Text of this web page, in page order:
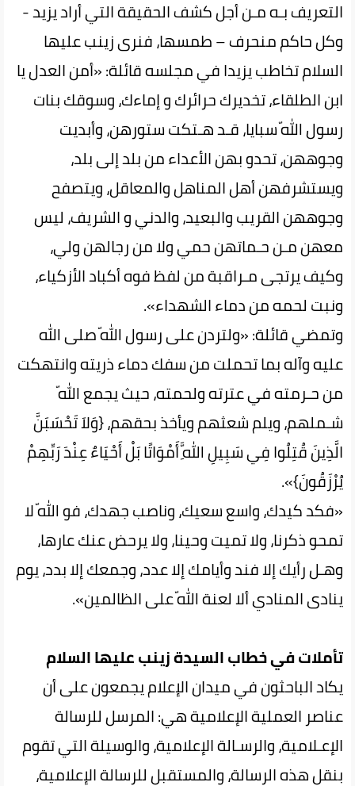
التعريف بـه مـن أجل كشف الحقيقة التي أراد‌ يزيد ‌-
وكل حاكم منحرف – طمسها‌، فنرى‌ زينب عليها
السلام تخاطب يزيدا في مجلسه قائلة: «أمن العدل يا
ابن الطلقاء، تخديرك حرائرك و إماءك، وسوقك بنات
رسول اللّه سبايا، قـد هـتكت ستورهن، وأبديت
وجوههن، تحدو بهن الأعداء من بلد إلى‌ بلد‌،
ويستشرفهن أهل المناهل والمعاقل، ويتصفح
وجوههن القريب والبعيد، والدني و الشريف، ليس
معهن مـن حـماتهن حمي ولا من رجالهن ولي،
وكيف يرتجى مـراقبة من لفظ فوه أكباد الأزكياء،
ونبت لحمه من‌ دماء‌ الشهداء».
وتمضي‌ قائلة: «ولتردن على رسول اللّه صلى الله
عليه وآله بما تحملت من سفك دماء ذريته وانتهكت
من حـرمته في عترته ولحمته‌، حيث يجمع اللّه
شـملهم، ويلم شعثهم ويأخذ بحقهم، {وَلاَ تَحْسَبَنَّ
الَّذِينَ قُتِلُوا فِي سَبِيلِ اللَّهِ أَمْوَاتًا بَلْ أَحْيَاءٌ عِنْدَ رَبِّهِمْ
يُرْزَقُونَ}».
«فكد كيدك، واسع سعيك، وناصب جهدك، فو اللّه لا
‌‌تمحو‌ ذكرنا، ولا تميت وحينا، ولا يرحض عنك عارها،
وهـل رأيك إلا فند وأيامك‌ إلا‌ عدد‌، وجمعك إلا بدد، يوم
ينادى المنادي ألا لعنة اللّه على الظالمين».
تأملات في خطاب السيدة‌ زينب عليها السلام
يكاد الباحثون في ميدان الإعلام يجمعون على أن
عناصر العملية الإعلامية هي‌: المرسل للرسالة
الإعـلامية، والرسـالة‌ الإعلامية‌، والوسيلة التي تقوم
بنقل هذه الرسالة، والمستقبل للرسالة الإعلامية،